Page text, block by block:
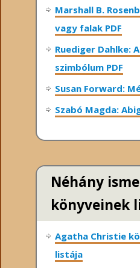
Marshall B.
vagy falak PDF
Ruediger Dahlke:
szimbólum PDF
Susan Forward:
Szabó Magda:
Néhány
könyveinek
Agatha Christie
listája